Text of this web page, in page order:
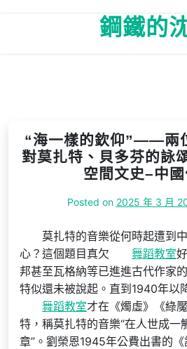
鋼鐵的
“海一樣的欽仰”——兩
對莫扎特、貝多芬的詠
空間文史–中國
Posted on 2025 年 3 月
莫扎特的音樂從何時起遭到
心？這個題目真欠
舞蹈教室
邦甚至瓦格納等已進進古代作家
特似還未被說起。直到1940年以
舞蹈教室才在《燭虛》《綠
特，稱莫扎特的音樂“在人世成一
章”。劉榮恩1945年公費出書的